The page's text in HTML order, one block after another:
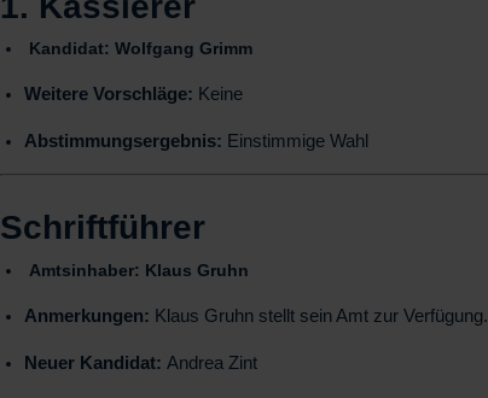
Kandidat: Wolfgang Grimm
Weitere Vorschläge: Keine
Abstimmungsergebnis: Einstimmige Wahl
Schriftführer
Amtsinhaber: Klaus Gruhn
Anmerkungen: Klaus Gruhn stellt sein Amt zur Verfügung.
Neuer Kandidat: Andrea Zint